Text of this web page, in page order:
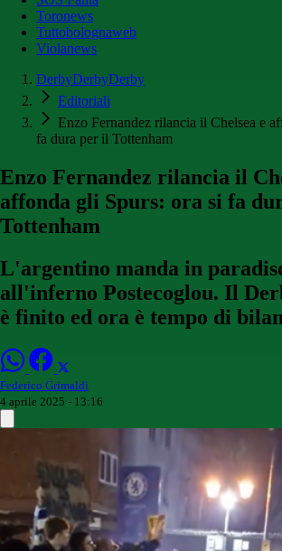
Toronews
Tuttobolognaweb
Violanews
DerbyDerbyDerby
Editoriali
Enzo Fernandez rilancia il Chelsea e
fa dura per il Tottenham
Enzo Fernandez rilancia il
affonda gli Spurs: ora si fa
Tottenham
L'argentino manda in
all'inferno Postecoglou. Il
è finito ed ora è tempo di
Federico Grimaldi
4 aprile 2025 - 13:16